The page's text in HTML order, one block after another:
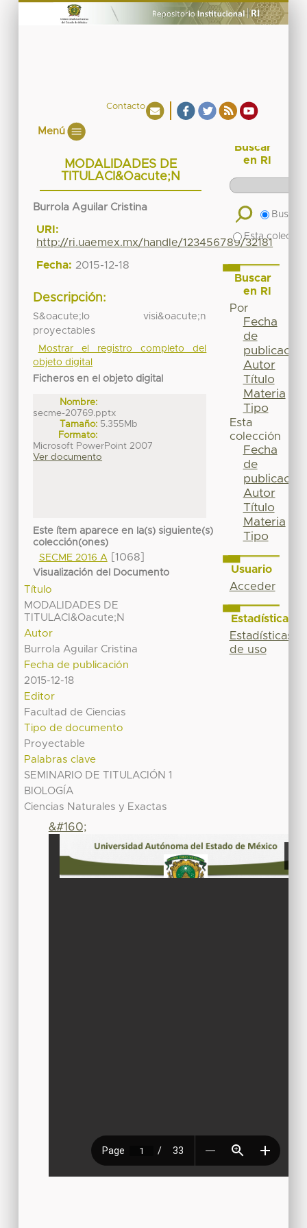
Contacto
Menú
MODALIDADES DE
TITULACI&Oacute;N
Burrola Aguilar Cristina
URI:
http://ri.uaemex.mx/handle/123456789/32181
Fecha: 2015-12-18
Descripción:
S&oacute;lo visi&oacute;n
proyectables
Mostrar el registro completo del
objeto digital
Ficheros en el objeto digital
Nombre:
secme-20769.pptx
Tamaño: 5.355Mb
Formato:
Microsoft PowerPoint 2007
Ver documento
Este ítem aparece en la(s) siguiente(s)
colección(ones)
SECME 2016 A[1068]
Visualización del Documento
Título
MODALIDADES DE
TITULACI&Oacute;N
Autor
Burrola Aguilar Cristina
Fecha de publicación
2015-12-18
Editor
Facultad de Ciencias
Tipo de documento
Proyectable
Palabras clave
SEMINARIO DE TITULACIÓN 1
BIOLOGÍA
Ciencias Naturales y Exactas
&#160;
Buscar
en RI
Buscar
Esta
Buscar
en RI
Por
Fecha
de
publicación
Autor
Título
Materia
Tipo
Esta
colección
Fecha
de
publicación
Autor
Título
Materia
Tipo
Usuario
Acceder
Estadísticas
Estadísticas
de uso